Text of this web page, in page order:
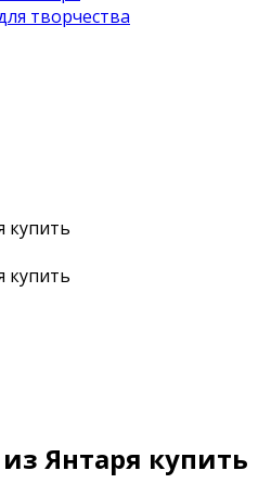
творчества
купить
купить
Янтаря купить